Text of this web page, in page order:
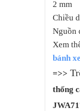
2 mm
Chiều
Nguồn
Xem
bánh
=>>
thống